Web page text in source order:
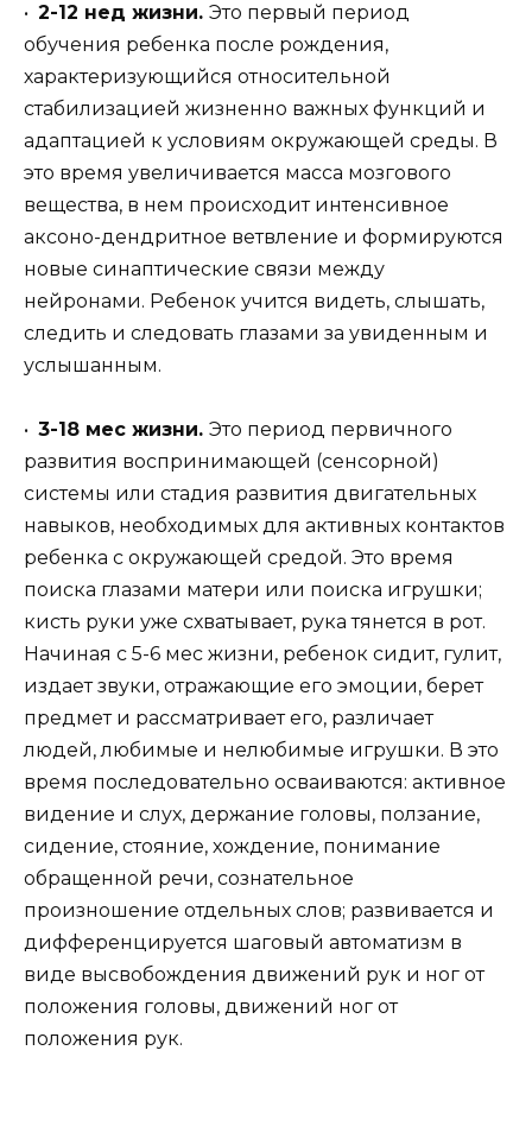
• 2-12 нед жизни. Это первый период
обучения ребенка после рождения,
характеризующийся относительной
стабилизацией жизненно важных функций и
адаптацией к условиям окружающей среды. В
это время увеличивается масса мозгового
вещества, в нем происходит интенсивное
аксоно-дендритное ветвление и формируются
новые синаптические связи между
нейронами. Ребенок учится видеть, слышать,
следить и следовать глазами за увиденным и
услышанным.
• 3-18 мес жизни. Это период первичного
развития воспринимающей (сенсорной)
системы или стадия развития двигательных
навыков, необходимых для активных контактов
ребенка с окружающей средой. Это время
поиска глазами матери или поиска игрушки;
кисть руки уже схватывает, рука тянется в рот.
Начиная с 5-6 мес жизни, ребенок сидит, гулит,
издает звуки, отражающие его эмоции, берет
предмет и рассматривает его, различает
людей, любимые и нелюбимые игрушки. В это
время последовательно осваиваются: активное
видение и слух, держание головы, ползание,
сидение, стояние, хождение, понимание
обращенной речи, сознательное
произношение отдельных слов; развивается и
дифференцируется шаговый автоматизм в
виде высвобождения движений рук и ног от
положения головы, движений ног от
положения рук.